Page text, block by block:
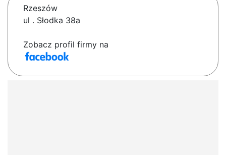
Rzeszów
ul . Słodka 38a
Zobacz profil firmy na